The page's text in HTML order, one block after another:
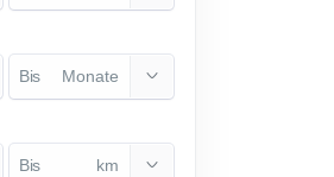
Monate
km